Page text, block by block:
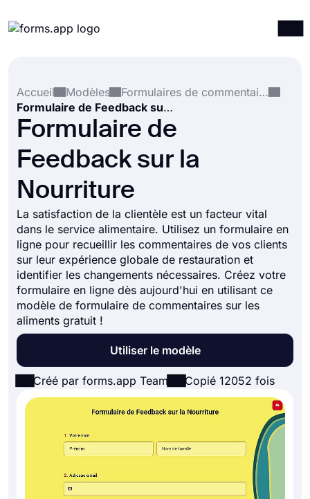
Intégrations
Modèles
Ressources
Accueil
Modèles
Formulaires de commentaires
Formulaire de Feedback sur la Nourriture
Formulaire de
Feedback sur la
Nourriture
La satisfaction de la clientèle est un facteur vital
dans le service alimentaire. Utilisez un formulaire en
ligne pour recueillir les commentaires de vos clients
sur leur expérience globale de restauration et
identifier les changements nécessaires. Créez votre
formulaire en ligne dès aujourd'hui en utilisant ce
modèle de formulaire de commentaires sur les
aliments gratuit !
Utiliser le modèle
Créé par forms.app Team Copié 12052 fois